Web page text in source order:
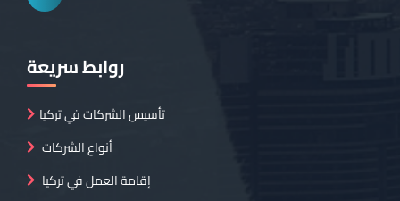
روابط سريعة
تأسيس الشركات في تركيا
أنواع الشركات
إقامة العمل في تركيا